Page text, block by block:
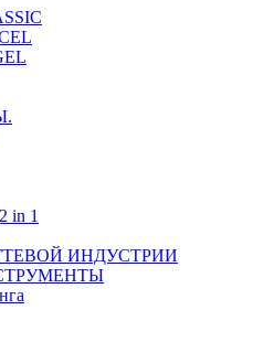
in 1
ИНДУСТРИИ